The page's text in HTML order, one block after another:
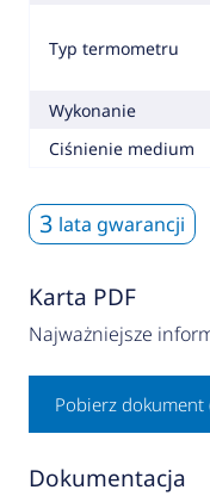
Typ termometru
Wykonanie
Ciśnienie medium
3 lata gwarancji
Karta PDF
Najważniejsze
Pobierz dokument
Dokumentacja